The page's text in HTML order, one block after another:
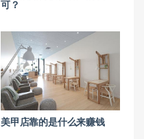
可？
美甲店靠的是什么来赚钱